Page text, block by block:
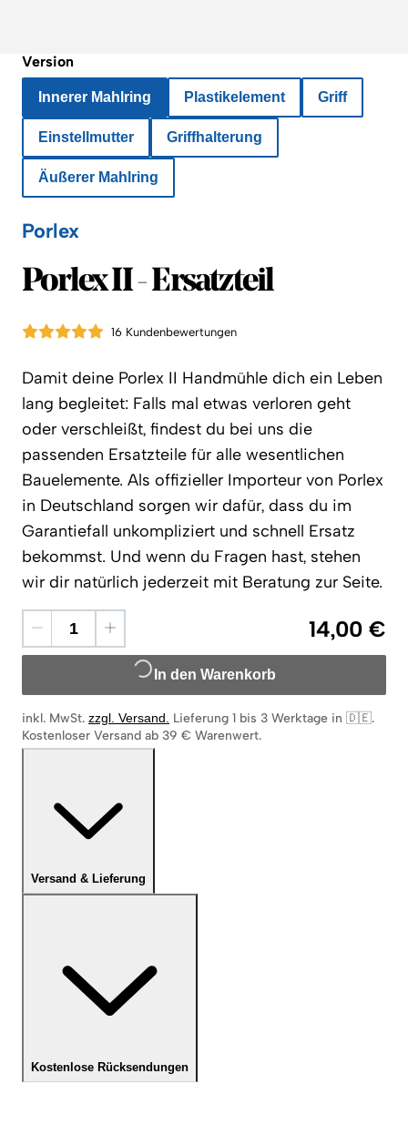
Version
Innerer Mahlring Plastikelement Griff
Einstellmutter Griffhalterung
Äußerer Mahlring
Porlex
Porlex
Porlex II - Ersatzteil
16 Kundenbewertungen
Damit deine Porlex II Handmühle dich ein Leben
lang begleitet: Falls mal etwas verloren geht
oder verschleißt, findest du bei uns die
passenden Ersatzteile für alle wesentlichen
Bauelemente. Als offizieller Importeur von Porlex
in Deutschland sorgen wir dafür, dass du im
Garantiefall unkompliziert und schnell Ersatz
bekommst. Und wenn du Fragen hast, stehen
wir dir natürlich jederzeit mit Beratung zur Seite.
14,00 €
In den Warenkorb
inkl. MwSt. zzgl. Versand. Lieferung 1 bis 3 Werktage in 🇩🇪.
Kostenloser Versand ab 39 € Warenwert.
Versand & Lieferung
Kostenlose Rücksendungen